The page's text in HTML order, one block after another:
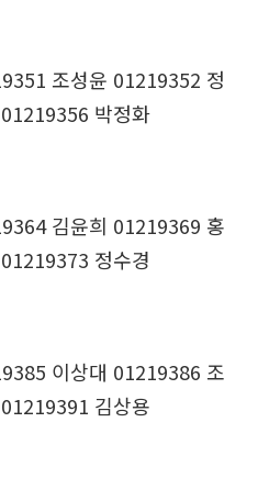
조성윤 01219352 정
박정화
김윤희 01219369 홍
정수경
이상대 01219386 조
김상용